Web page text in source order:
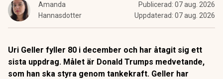
Amanda
Hannasdotter
Publicerad: 07 aug. 2026
Uppdaterad: 07 aug. 2026
Uri Geller fyller 80 i december och har åtagit sig ett
sista uppdrag. Målet är Donald Trumps medvetande,
som han ska styra genom tankekraft. Geller har